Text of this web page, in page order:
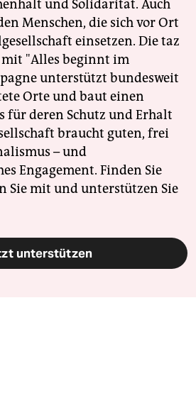
und Solidarität. Auch
Menschen, die sich vor Ort
einsetzen. Die taz
"Alles beginnt im
unterstützt bundesweit
Orte und baut einen
für deren Schutz und Erhalt
braucht guten, frei
– und
Engagement. Finden Sie
Sie mit und unterstützen Sie
unterstützen